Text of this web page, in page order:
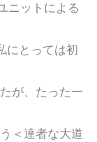
ニットによる
にとっては初
が、たった一
＜達者な大道